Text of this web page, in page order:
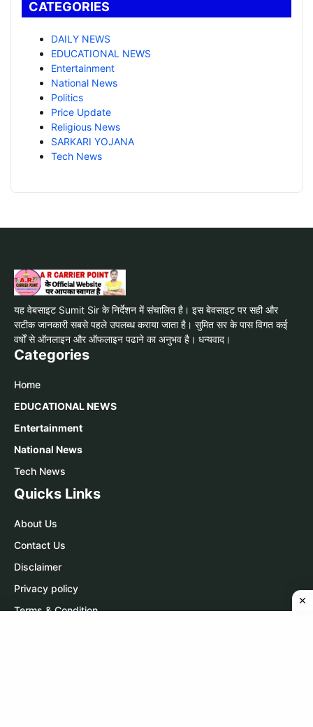
CATEGORIES
DAILY NEWS
EDUCATIONAL NEWS
Entertainment
National News
Politics
Price Update
Religious News
SARKARI YOJANA
Tech News
यह वेबसाइट Sumit Sir के निर्देशन में संचालित है। इस बेवसाइट पर सही और
सटीक जानकारी सबसे पहले उपलब्ध कराया जाता है। सुमित सर के पास विगत कई
वर्षों से ऑनलाइन और ऑफलाइन पढाने का अनुभव है। धन्यवाद।
Categories
Home
EDUCATIONAL NEWS
Entertainment
National News
Tech News
Quicks Links
About Us
Contact Us
Disclaimer
Privacy policy
Terms & Condition